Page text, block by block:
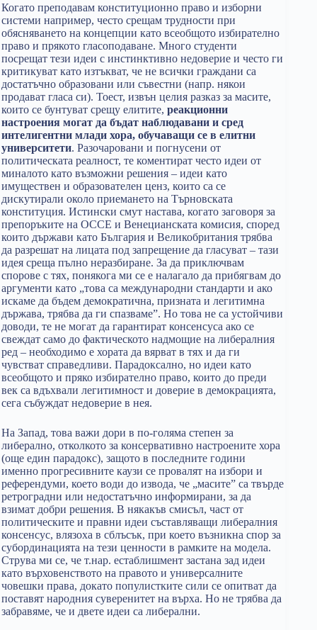
Когато преподавам конституционно право и изборни
системи например, често срещам трудности при
обясняването на концепции като всеобщото избирателно
право и прякото гласоподаване. Много студенти
посрещат тези идеи с инстинктивно недоверие и често ги
критикуват като изтъкват, че не всички граждани са
достатъчно образовани или съвестни (напр. някои
продават гласа си). Тоест, извън целия разказ за масите,
които се бунтуват срещу елитите, реакционни
настроения могат да бъдат наблюдавани и сред
интелигентни млади хора, обучаващи се в елитни
университети. Разочаровани и погнусени от
политическата реалност, те коментират често идеи от
миналото като възможни решения – идеи като
имуществен и образователен ценз, които са се
дискутирали около приемането на Търновската
конституция. Истински смут настава, когато заговоря за
препоръките на ОССЕ и Венецианската комисия, според
които държави като България и Великобритания трябва
да разрешат на лицата под запрещение да гласуват – тази
идея среща пълно неразбиране. За да приключвам
спорове с тях, понякога ми се е налагало да прибягвам до
аргументи като „това са международни стандарти и ако
искаме да бъдем демократична, призната и легитимна
държава, трябва да ги спазваме”. Но това не са устойчиви
доводи, те не могат да гарантират консенсуса ако се
свеждат само до фактическото надмощие на либералния
ред – необходимо е хората да вярват в тях и да ги
чувстват справедливи. Парадоксално, но идеи като
всеобщото и пряко избирателно право, които до преди
век са вдъхвали легитимност и доверие в демокрацията,
сега събуждат недоверие в нея.
На Запад, това важи дори в по-голяма степен за
либерално, отколкото за консервативно настроените хора
(още един парадокс), защото в последните години
именно прогресивните каузи се провалят на избори и
референдуми, което води до извода, че „масите” са твърде
ретроградни или недостатъчно информирани, за да
взимат добри решения. В някакъв смисъл, част от
политическите и правни идеи съставляващи либералния
консенсус, влязоха в сблъсък, при което възникна спор за
субординацията на тези ценности в рамките на модела.
Струва ми се, че т.нар. естаблишмент застана зад идеи
като върховенството на правото и универсалните
човешки права, докато популистките сили се опитват да
поставят народния суверенитет на върха. Но не трябва да
забравяме, че и двете идеи са либерални.